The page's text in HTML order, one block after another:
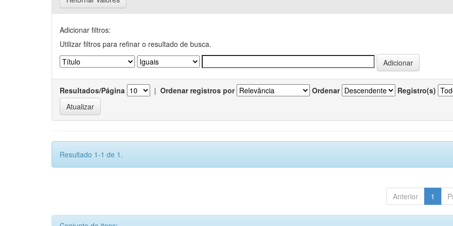
Adicionar filtros:
Utilizar filtros para refinar o resultado de busca.
Resultados/Página | Ordenar registros por Ordenar Registro(s)
Resultado 1-1 de 1.
Anterior 1